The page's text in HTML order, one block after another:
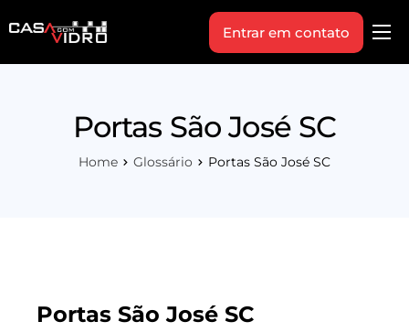
Produtos
Indique+
Entrar em contato
Portas São José SC
Home Glossário Portas São José SC
Portas São José SC